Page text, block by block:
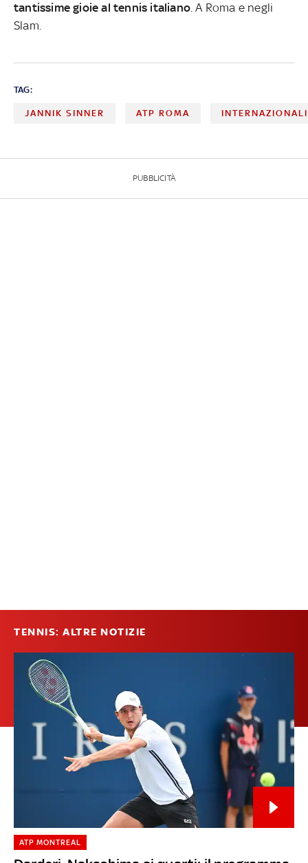
tantissime gioie al tennis italiano . A Roma e negli
Slam.
TAG:
JANNIK SINNER ATP ROMA
PUBBLICITÀ
TENNIS: ALTRE NOTIZIE
ATP MONTREAL